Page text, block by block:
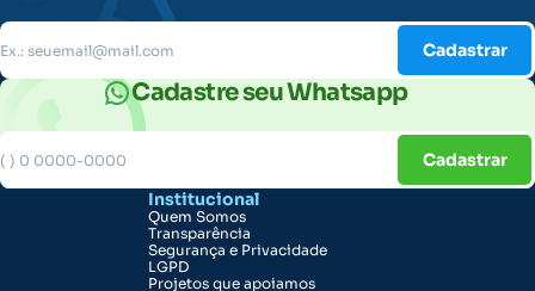
Cadastrar
Cadastre seu Whatsapp
Cadastrar
Institucional
Quem Somos
Transparência
Segurança e Privacidade
LGPD
Projetos que apoiamos